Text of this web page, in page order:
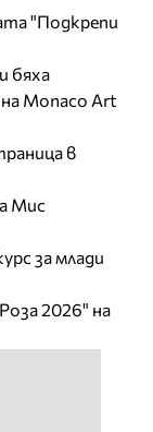
"Подкрепи
бяха
Monaco Art
в
Мис
за млади
2026" на